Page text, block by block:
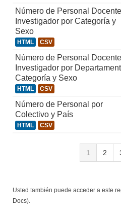
Número de Personal
Investigador por Categoría y
Sexo
HTML CSV
Número de Personal
Investigador por
Categoría y Sexo
HTML CSV
Número de Personal por
Colectivo y País
HTML CSV
1 2
Usted también puede acceder a este
Docs).